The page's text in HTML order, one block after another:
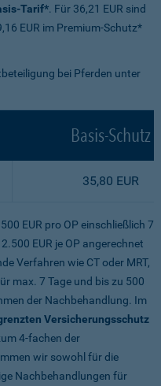
Tarif*. Für 36,21 EUR sind
EUR im Premium-Schutz*
bei Pferden unter
Basis-Schutz
35,80 EUR
EUR pro OP einschließlich 7
EUR je OP angerechnet
Verfahren wie CT oder MRT,
max. 7 Tage und bis zu 500
der Nachbehandlung. Im
Versicherungsschutz
4-fachen der
wir sowohl für die
Nachbehandlungen für